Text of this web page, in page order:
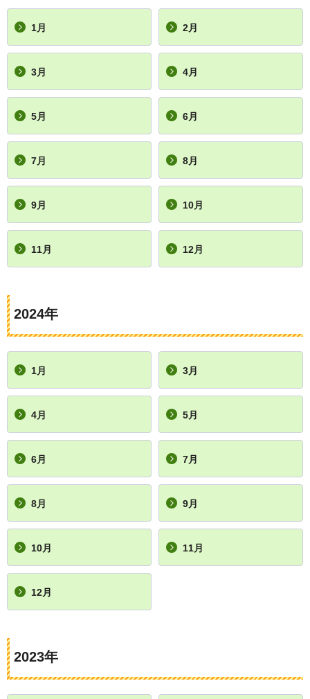
1月 2月
3月 4月
5月 6月
7月 8月
9月 10月
11月 12月
2024年
1月 3月
4月 5月
6月 7月
8月 9月
10月 11月
12月
2023年